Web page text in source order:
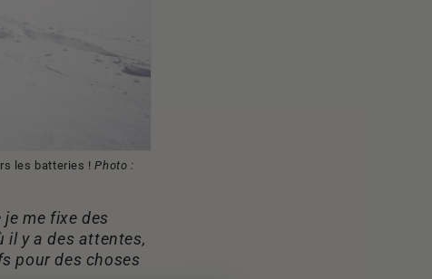
les batteries !Photo :
me fixe des
il y a des attentes,
pour des choses